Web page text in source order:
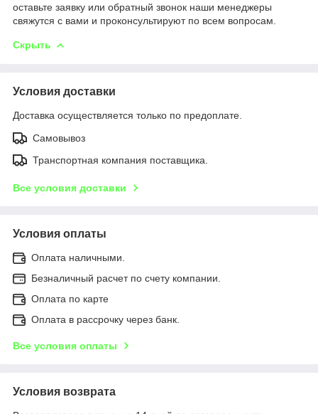
оставьте заявку или обратный звонок наши менеджеры
свяжутся с вами и проконсультируют по всем вопросам.
Скрыть
Условия доставки
Доставка осуществляется только по предоплате.
Самовывоз
Транспортная компания поставщика.
Все условия доставки
Условия оплаты
Оплата наличными.
Безналичный расчет по счету компании.
Оплата по карте
Оплата в рассрочку через банк.
Все условия оплаты
Условия возврата